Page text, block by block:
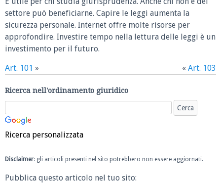
settore può beneficiarne. Capire le leggi aumenta la
sicurezza personale. Internet offre molte risorse per
approfondire. Investire tempo nella lettura delle leggi è un
investimento per il futuro.
Art. 101 » « Art. 103
Ricerca nell'ordinamento giuridico
Ricerca personalizzata
Disclaimer: gli articoli presenti nel sito potrebbero non essere aggiornati.
Pubblica questo articolo nel tuo sito: